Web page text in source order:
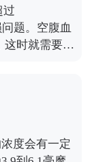
过
题。空腹血
这时就需要注
期在6-
发生，需要
测血糖，及
度会有一定